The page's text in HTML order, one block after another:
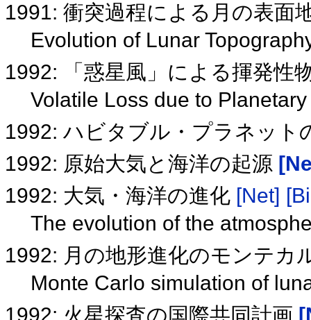
1991: 衝突過程による月の表面
Evolution of Lunar
1992: 「惑星風」による揮発性
Volatile Loss due to
1992: ハビタブル・プラネット
1992: 原始大気と海洋の起源
1992: 大気・海洋の進化 [Net]
The evolution of the
1992: 月の地形進化のモンテカ
Monte Carlo simulation of
1992: 火星探査の国際共同計画